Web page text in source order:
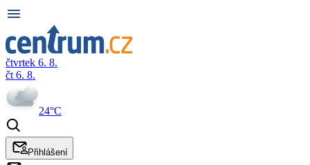
čtvrtek 6. 8.
čt 6. 8.
24°C
Přihlášení